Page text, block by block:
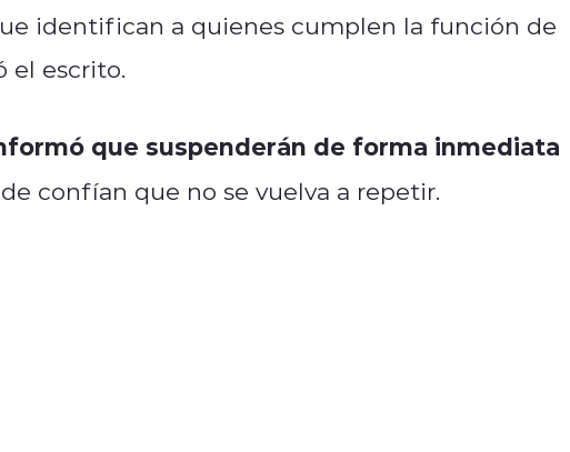
identifican a quienes cumplen la función de
el escrito.
que suspenderán de forma inmediata
confían que no se vuelva a repetir.